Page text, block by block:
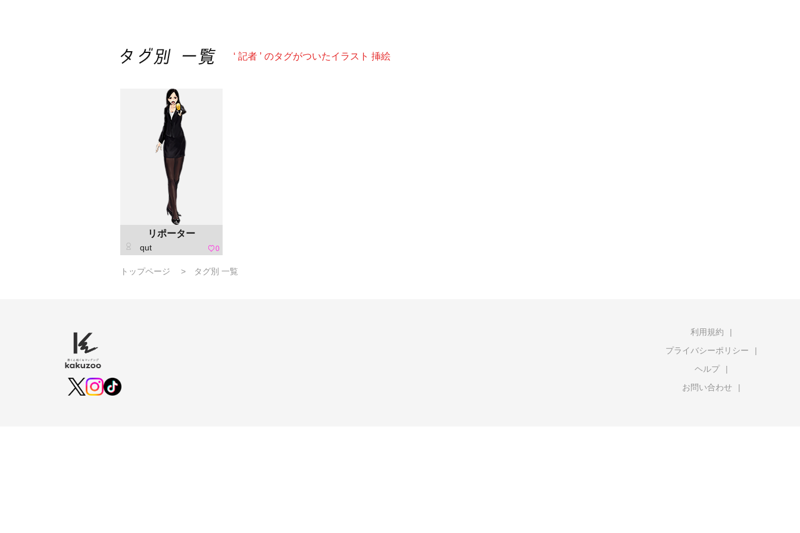
‘ 記者 ’ のタグがついたイラスト 挿絵
リポーター
qut 0
トップページ タグ別 一覧
利用規約
プライバシーポリシー
ヘルプ
お問い合わせ